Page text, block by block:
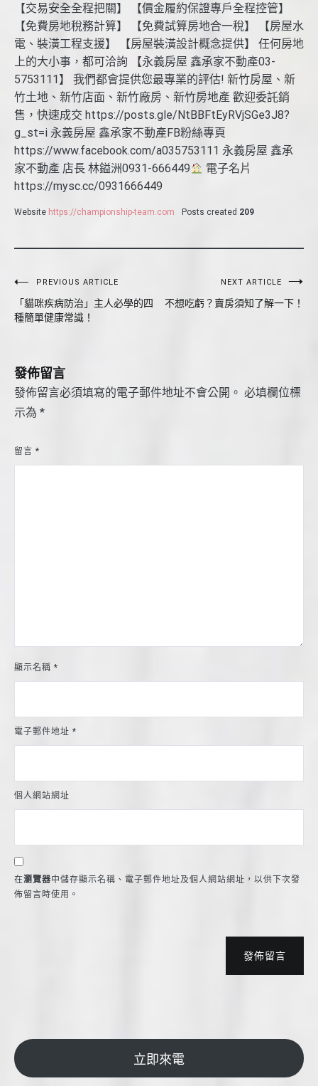
【交易安全全程把關】 【價金履約保證專戶全程控管】
【免費房地稅務計算】 【免費試算房地合一稅】 【房屋水
電、裝潢工程支援】 【房屋裝潢設計概念提供】 任何房地
上的大小事，都可洽詢 【永義房屋 鑫承家不動產03-
5753111】 我們都會提供您最專業的評估! 新竹房屋、新
竹土地、新竹店面、新竹廠房、新竹房地產 歡迎委託銷
售，快速成交 https://posts.gle/NtBBFtEyRVjSGe3J8?
g_st=i 永義房屋 鑫承家不動產FB粉絲專頁
https://www.facebook.com/a035753111 永義房屋 鑫承
家不動產 店長 林鎰洲0931-666449
電子名片
https://mysc.cc/0931666449
Website https://championship-team.com Posts created 209
文
章
覽
PREVIOUS ARTICLE
「貓咪疾病防治」主人必學的四
種簡單健康常識！
NEXT ARTICLE
不想吃虧？賣房須知了解一下！
發佈留言
發佈留言必須填寫的電子郵件地址不會公開。 必填欄位標
示為 *
留言 *
顯示名稱 *
電子郵件地址 *
個人網站網址
在瀏覽器中儲存顯示名稱、電子郵件地址及個人網站網址，以供下次發
佈留言時使用。
發佈留言
立即來電